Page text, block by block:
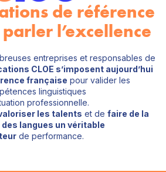
de référence
l’excellence
entreprises et responsables de
CLOE s’imposent aujourd’hui
française pour valider les
linguistiques
professionnelle.
les talents et de faire de la
langues un véritable
de performance.